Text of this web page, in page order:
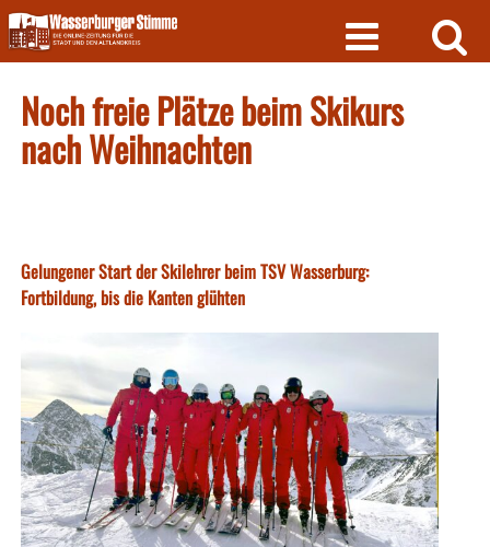
Skip
to
content
Noch freie Plätze beim Skikurs
nach Weihnachten
Gelungener Start der Skilehrer beim TSV Wasserburg:
Fortbildung, bis die Kanten glühten